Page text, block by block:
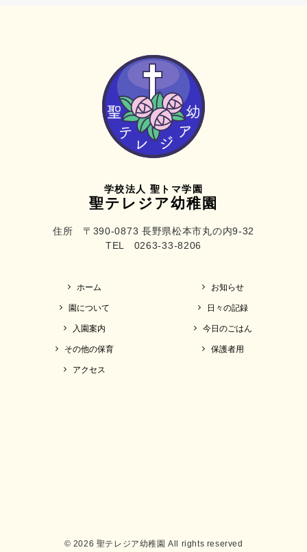
学校法人 聖トマ学園
聖テレジア幼稚園
住所 〒390-0873 長野県松本市丸の内9-32
TEL 0263-33-8206
ホーム
園について
入園案内
その他の保育
アクセス
お知らせ
日々の記録
今日のごはん
保護者用
© 2026 聖テレジア幼稚園 All rights reserved